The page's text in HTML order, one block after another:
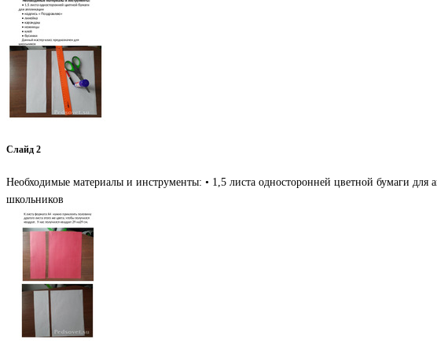
Слайд 2
Необходимые материалы и инструменты: • 1,5 листа односторонней цветной бумаги
школьников